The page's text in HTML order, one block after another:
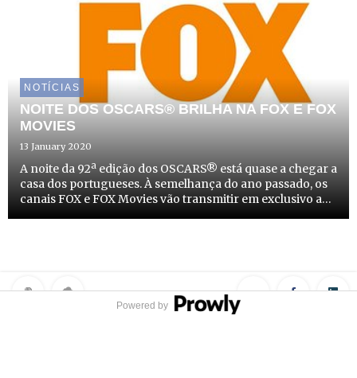
NOTÍCIAS
NOITE DOS OSCARS® BRILHA NA FOX E FOX
MOVIES
13 January 2020
A noite da 92ª edição dos OSCARS® está quase a chegar a
casa dos portugueses. À semelhança do ano passado, os
canais FOX e FOX Movies vão transmitir em exclusivo a
Powered by